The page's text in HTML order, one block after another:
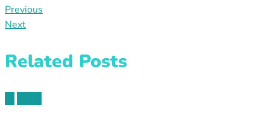
Previous
Next
Related Posts